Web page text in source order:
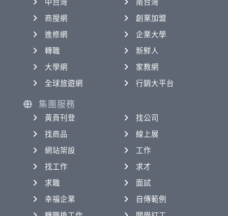
中台灣
南台灣
商搜網
創業加盟
進修網
企業大學
轉職
新鮮人
大學網
家教網
全球旅遊網
行銷大平台
集團服務
黃頁刊登
找公司
找商品
線上展
網站架設
工作
找工作
求才
求職
面試
幸福企業
自傳範例